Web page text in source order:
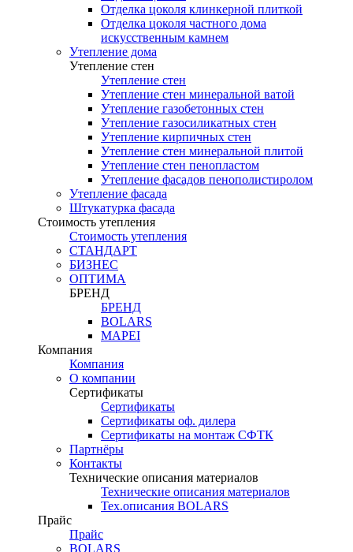
Отделка цоколя клинкерной плиткой
Отделка цоколя частного дома
искусственным камнем
Утепление дома
Утепление стен
Утепление стен
Утепление стен минеральной ватой
Утепление газобетонных стен
Утепление газосиликатных стен
Утепление кирпичных стен
Утепление стен минеральной плитой
Утепление стен пенопластом
Утепление фасадов пенополистиролом
Утепление фасада
Штукатурка фасада
Стоимость утепления
Стоимость утепления
СТАНДАРТ
БИЗНЕС
ОПТИМА
БРЕНД
БРЕНД
BOLARS
MAPEI
Компания
Компания
О компании
Сертификаты
Сертификаты
Сертификаты оф. дилера
Сертификаты на монтаж СФТК
Партнёры
Контакты
Технические описания материалов
Технические описания материалов
Тех.описания BOLARS
Прайс
Прайс
BOLARS